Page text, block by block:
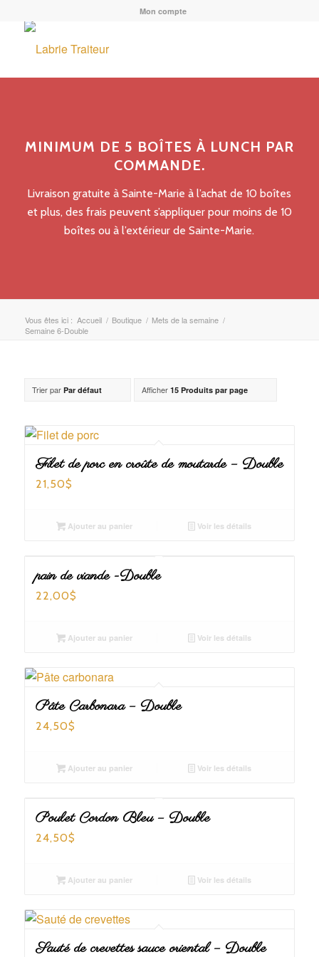
Mon compte
MINIMUM DE 5 BOÎTES À LUNCH PAR
COMMANDE.
Livraison gratuite à Sainte-Marie à l’achat de 10 boîtes
et plus, des frais peuvent s’appliquer pour moins de 10
boîtes ou à l’extérieur de Sainte-Marie.
Vous êtes ici : Accueil / Boutique / Mets de la semaine /
Semaine 6-Double
Trier par Par défaut Afficher 15 Produits par page
Filet de porc en croûte de moutarde – Double
21,50$
Ajouter au panier Voir les détails
pain de viande -Double
22,00$
Ajouter au panier Voir les détails
Pâte Carbonara – Double
24,50$
Ajouter au panier Voir les détails
Poulet Cordon Bleu – Double
24,50$
Ajouter au panier Voir les détails
Sauté de crevettes sauce oriental – Double